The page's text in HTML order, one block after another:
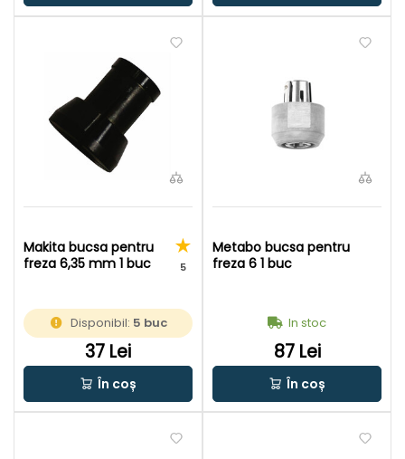
Makita bucsa pentru
freza 6,35 mm 1 buc
5
Disponibil: 5 buc
37 Lei
În coș
Metabo bucsa pentru
freza 6 1 buc
In stoc
87 Lei
În coș